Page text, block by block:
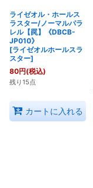
ライゼオル・ホールス
ラスター/ノーマルパラ
レル【罠】《DBCB-
JP010》
[ライゼオルホールスラ
スター]
80円(税込)
残り15点
カートに入れる